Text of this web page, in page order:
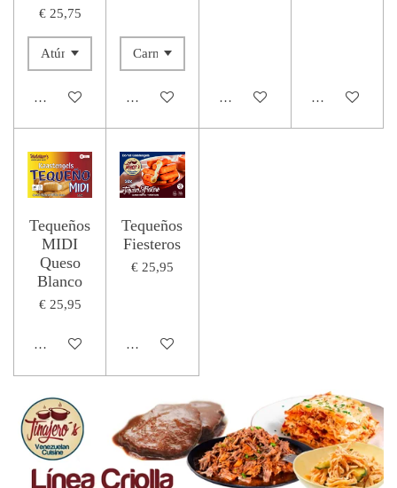
€ 25,75
In winkelwagen In winkelwagen In winkelwagen In
Tequeños
MIDI
Queso
Blanco
€ 25,95
In winkelwagen
Tequeños
Fiesteros
€ 25,95
In winkelwagen